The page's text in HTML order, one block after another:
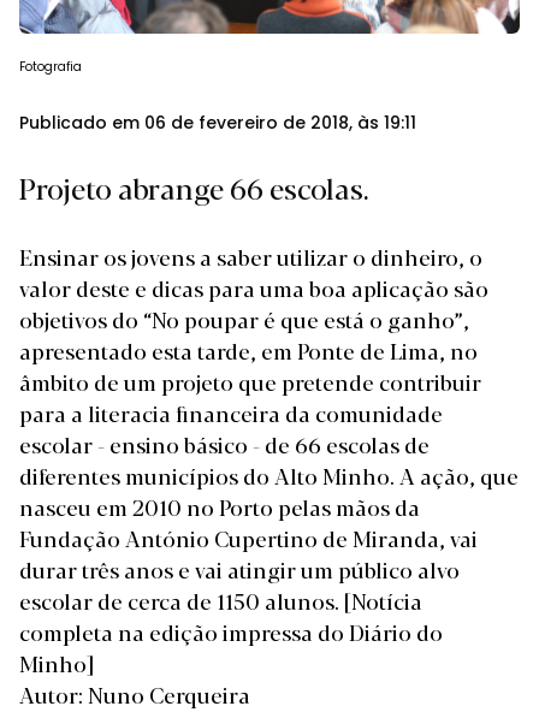
Fotografia
Publicado em 06 de fevereiro de 2018, às 19:11
Projeto abrange 66 escolas.
Ensinar os jovens a saber utilizar o dinheiro, o
valor deste e dicas para uma boa aplicação são
objetivos do “No poupar é que está o ganho”,
apresentado esta tarde, em Ponte de Lima, no
âmbito de um projeto que pretende contribuir
para a literacia financeira da comunidade
escolar - ensino básico - de 66 escolas de
diferentes municípios do Alto Minho. A ação, que
nasceu em 2010 no Porto pelas mãos da
Fundação António Cupertino de Miranda, vai
durar três anos e vai atingir um público alvo
escolar de cerca de 1150 alunos. [Notícia
completa na edição impressa do Diário do
Minho]
Autor: Nuno Cerqueira